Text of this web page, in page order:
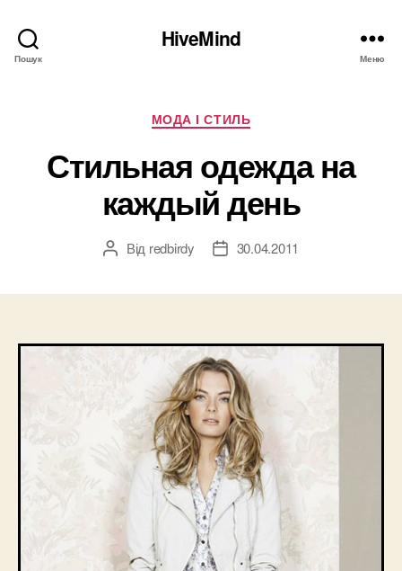
Пошук
HiveMind
Меню
Категорії
МОДА І СТИЛЬ
Стильная одежда на
каждый день
Автор
Від redbirdy
Дата30.04.2011